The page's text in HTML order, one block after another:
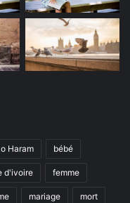
Haram bébé
d'ivoire femme
mariage mort